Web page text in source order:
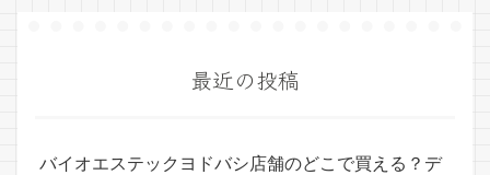
最近の投稿
バイオエステックヨドバシ店舗のどこで買える？デ